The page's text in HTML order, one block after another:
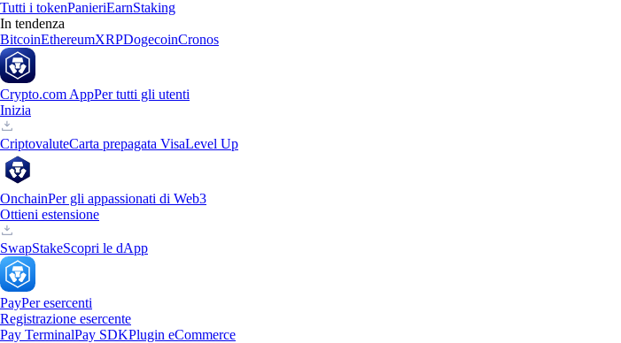
Tutti i tokenPanieriEarnStaking
In tendenza
BitcoinEthereumXRPDogecoinCronos
Crypto.com AppPer tutti gli utenti
Inizia
CriptovaluteCarta prepagata VisaLevel Up
OnchainPer gli appassionati di Web3
Ottieni estensione
SwapStakeScopri le dApp
PayPer esercenti
Registrazione esercente
Pay TerminalPay SDKPlugin eCommerce